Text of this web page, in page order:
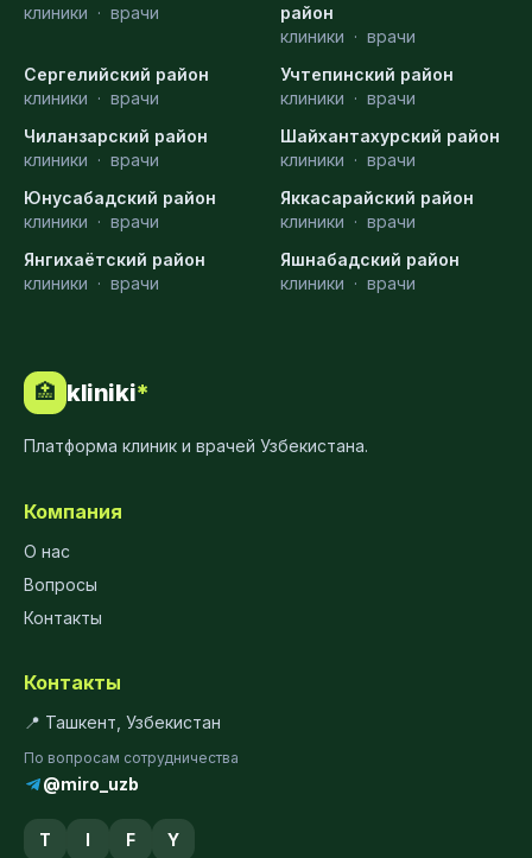
клиники · врачи
район
клиники · врачи
Сергелийский район
клиники · врачи
Учтепинский район
клиники · врачи
Чиланзарский район
клиники · врачи
Шайхантахурский район
клиники · врачи
Юнусабадский район
клиники · врачи
Яккасарайский район
клиники · врачи
Янгихаётский район
клиники · врачи
Яшнабадский район
клиники · врачи
🏥 kliniki*
Платформа клиник и врачей Узбекистана.
Компания
О нас
Вопросы
Контакты
Контакты
📍 Ташкент, Узбекистан
По вопросам сотрудничества
@miro_uzb
T I F Y